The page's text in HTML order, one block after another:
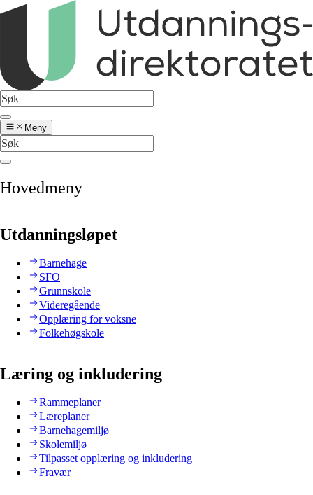
Meny
Hovedmeny
Utdanningsløpet
Barnehage
SFO
Grunnskole
Videregående
Opplæring for voksne
Folkehøgskole
Læring og inkludering
Rammeplaner
Læreplaner
Barnehagemiljø
Skolemiljø
Tilpasset opplæring og inkludering
Fravær